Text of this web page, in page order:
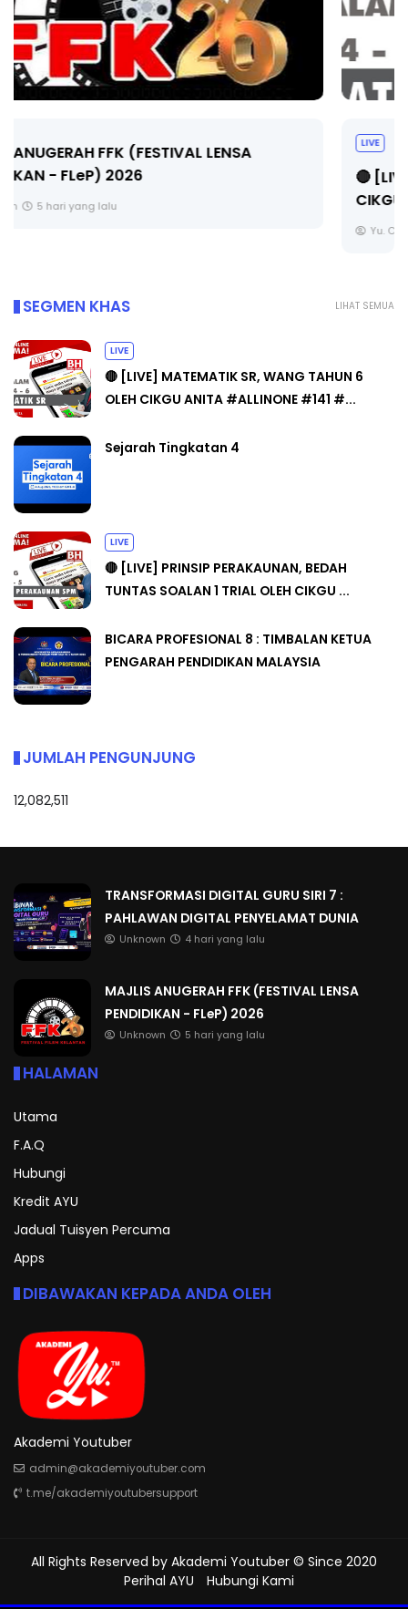
🔴 [LIVE] MATEMATIK SR, WANG TAHUN 6 OLEH
CIKGU ANITA #ALLINONE #141 #...
LIHAT SEMUA
SEGMEN KHAS
LIVE
🔴 [LIVE] MATEMATIK SR, WANG TAHUN 6
OLEH CIKGU ANITA #ALLINONE #141 #...
Sejarah Tingkatan 4
LIVE
🔴 [LIVE] PRINSIP PERAKAUNAN, BEDAH
TUNTAS SOALAN 1 TRIAL OLEH CIKGU ...
BICARA PROFESIONAL 8 : TIMBALAN KETUA
PENGARAH PENDIDIKAN MALAYSIA
JUMLAH PENGUNJUNG
12,082,511
TRANSFORMASI DIGITAL GURU SIRI 7 :
PAHLAWAN DIGITAL PENYELAMAT DUNIA
Unknown 4 hari yang lalu
MAJLIS ANUGERAH FFK (FESTIVAL LENSA
PENDIDIKAN - FLeP) 2026
Unknown 5 hari yang lalu
HALAMAN
Utama
F.A.Q
Hubungi
Kredit AYU
Jadual Tuisyen Percuma
Apps
DIBAWAKAN KEPADA ANDA OLEH
Akademi Youtuber
admin@akademiyoutuber.com
t.me/akademiyoutubersupport
All Rights Reserved by Akademi Youtuber © Since 2020
Perihal AYU
Hubungi Kami